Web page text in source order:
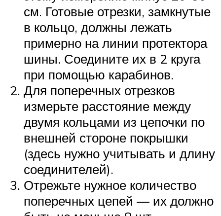
см. Готовые отрезки, замкнутые
в кольцо, должны лежать
примерно на линии протектора
шины. Соедините их в 2 круга
при помощью карабинов.
Для поперечных отрезков
измерьте расстояние между
двумя кольцами из цепочки по
внешней стороне покрышки
(здесь нужно учитывать и длину
соединителей).
Отрежьте нужное количество
поперечных цепей — их должно